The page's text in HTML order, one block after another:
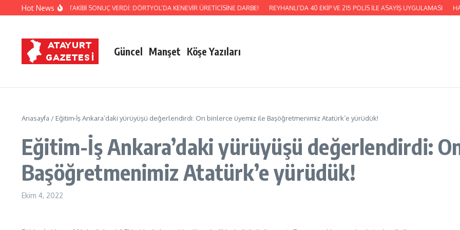
İçeriğe atlaHot News
JANDARMA’NIN TİTİZ TAKİBİ SONUÇ VERDİ: DÖRTYOL’DA KENEVİR ÜRETİCİSİNE DARBE! REYHANLI’DA 40 EKİP VE 215 POLİS İLE ASAYİŞ UYGULAMASI
Güncel Manşet Köşe Yazıları
Anasayfa / Eğitim-İş Ankara’daki yürüyüşü değerlendirdi: On binlerce üyemiz ile Başöğretmenimiz Atatürk’e yürüdük!
Eğitim-İş Ankara’daki yürüyüşü değerlendirdi:
Başöğretmenimiz Atatürk’e yürüdük!
Ekim 4, 2022